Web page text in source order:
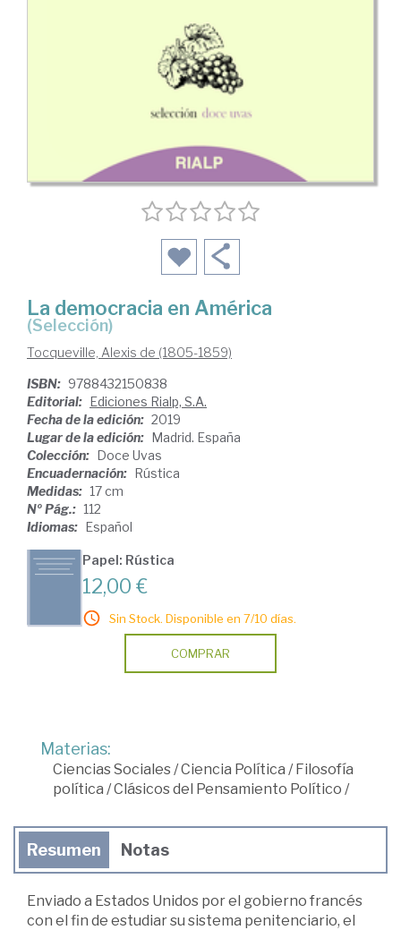
La democracia en América
(selección)
Tocqueville, Alexis de (1805-1859)
ISBN: 9788432150838
Editorial: Ediciones Rialp, S.A.
Fecha de la edición: 2019
Lugar de la edición: Madrid. España
Colección: Doce Uvas
Encuadernación: Rústica
Medidas: 17 cm
Nº Pág.: 112
Idiomas: Español
Papel: Rústica
12,00 €
Sin Stock. Disponible en 7/10 días.
COMPRAR
Materias:
Ciencias Sociales /Ciencia Política /Filosofía
política /Clásicos del Pensamiento Político /
Resumen Notas
Enviado a Estados Unidos por el gobierno francés
con el fin de estudiar su sistema penitenciario, el